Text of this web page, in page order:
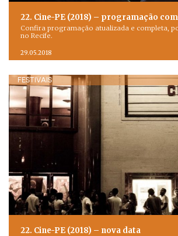
22. Cine-PE (2018) – programação
Confira programação atualizada e completa,
no Recife.
29.05.2018
FESTIVAIS
22. Cine-PE (2018) – nova data